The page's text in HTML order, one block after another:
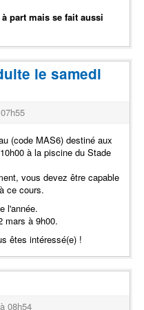
part mais se fait aussi
le samedi
(code MAS6) destiné aux
à la piscine du Stade
vous devez être capable
ce cours.
l'année.
mars à 9h00.
êtes intéressé(e) !
08h54